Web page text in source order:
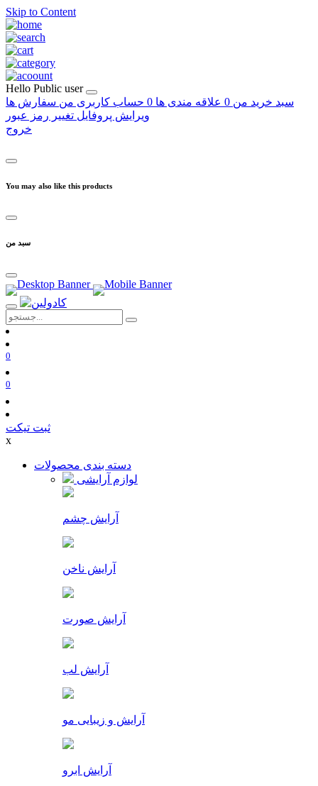
Skip to Content
Hello Public user
سبد خرید من 0 علاقه مندی ها 0 حساب کاربری من سفارش ها
ویرایش پروفایل تغییر رمز عبور
خروج
You may also like this products
سبد من
0
0
ثبت تیکت
x
دسته بندی محصولات
لوازم آرایشی
آرایش چشم
آرایش ناخن
آرایش صورت
آرایش لب
آرایش و زیبایی مو
آرایش ابرو